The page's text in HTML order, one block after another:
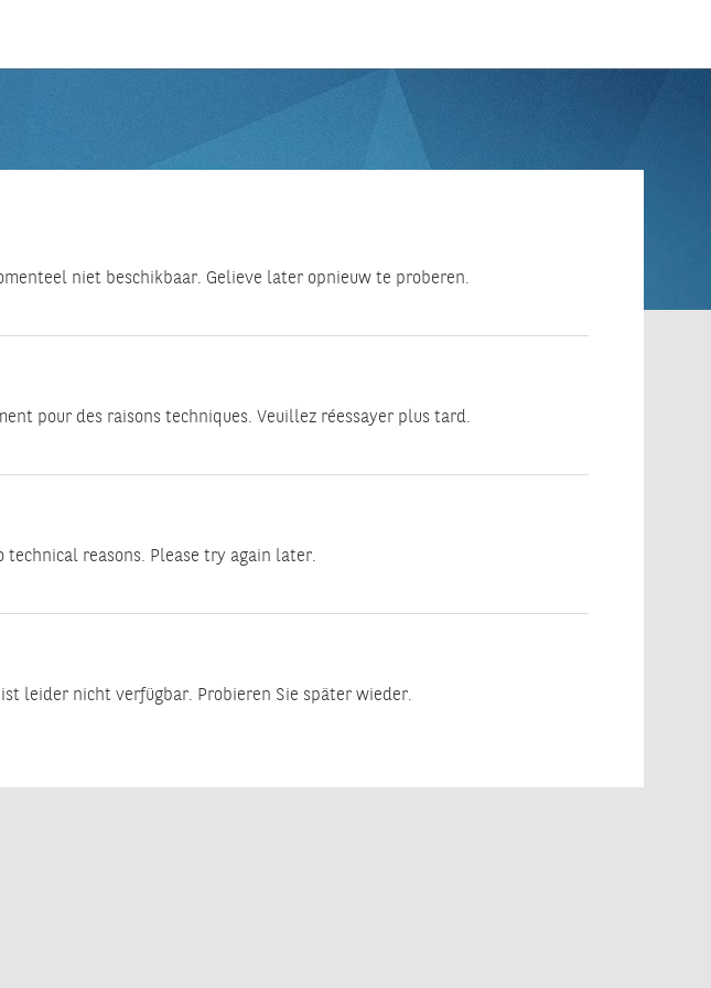
niet beschikbaar. Gelieve later opnieuw te proberen.
pour des raisons techniques. Veuillez réessayer plus tard.
reasons. Please try again later.
leider nicht verfügbar. Probieren Sie später wieder.